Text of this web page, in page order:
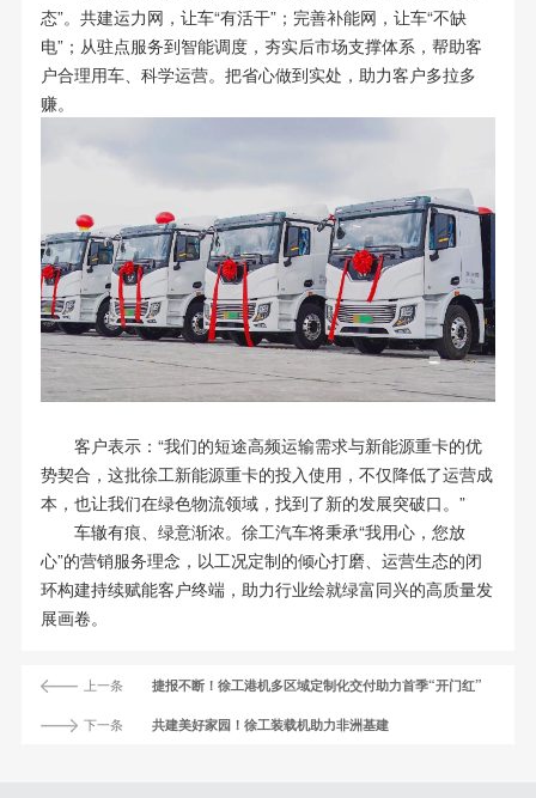
态”。共建运力网，让车“有活干”；完善补能网，让车“不缺
电”；从驻点服务到智能调度，夯实后市场支撑体系，帮助客
户合理用车、科学运营。把省心做到实处，助力客户多拉多
赚。
客户表示：“我们的短途高频运输需求与新能源重卡的优
势契合，这批徐工新能源重卡的投入使用，不仅降低了运营成
本，也让我们在绿色物流领域，找到了新的发展突破口。”
车辙有痕、绿意渐浓。徐工汽车将秉承“我用心，您放
心”的营销服务理念，以工况定制的倾心打磨、运营生态的闭
环构建持续赋能客户终端，助力行业绘就绿富同兴的高质量发
展画卷。
上一条 捷报不断！徐工港机多区域定制化交付助力首季“开门红”
下一条 共建美好家园！徐工装载机助力非洲基建